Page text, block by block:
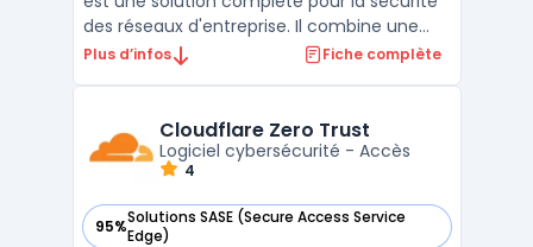
des réseaux d'entreprise. Il combine une
variété de fonctionnalités de sécurité, y
filtrage de contenu et la segmentation
réseau. La ...
Plus d’infos Fiche complète
Cloudflare Zero Trust
Logiciel cybersécurité - Accès
4
95%Solutions SASE (Secure Access Service
Edge)
— voir Cloudflare Zero Trust dans cette catégorie